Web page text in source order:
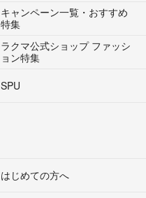
キャンペーン一覧・おすすめ
特集
ラクマ公式ショップ ファッシ
ョン特集
SPU
はじめての方へ